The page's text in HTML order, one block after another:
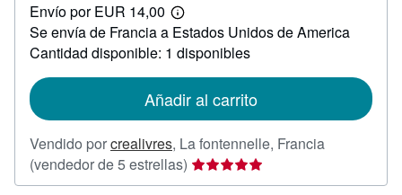
33,00
Envío por EUR 14,00
Más
información
sobre
las
envío
Se envía de Francia a Estados Unidos de America
Cantidad disponible: 1 disponibles
Añadir al carrito
Vendido porcrealivres, La fontennelle, Francia
(vendedor de 5 estrellas) Calificación
del